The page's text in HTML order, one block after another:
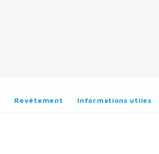
Revêtement Informations utiles